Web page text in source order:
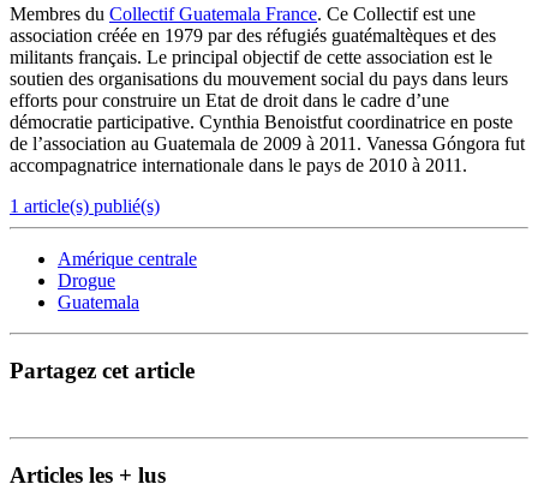
Membres du Collectif Guatemala France. Ce Collectif est une
association créée en 1979 par des réfugiés guatémaltèques et des
militants français. Le principal objectif de cette association est le
soutien des organisations du mouvement social du pays dans leurs
efforts pour construire un Etat de droit dans le cadre d’une
démocratie participative. Cynthia Benoistfut coordinatrice en poste
de l’association au Guatemala de 2009 à 2011. Vanessa Góngora fut
accompagnatrice internationale dans le pays de 2010 à 2011.
1 article(s) publié(s)
Amérique centrale
Drogue
Guatemala
Partagez cet article
Articles les + lus